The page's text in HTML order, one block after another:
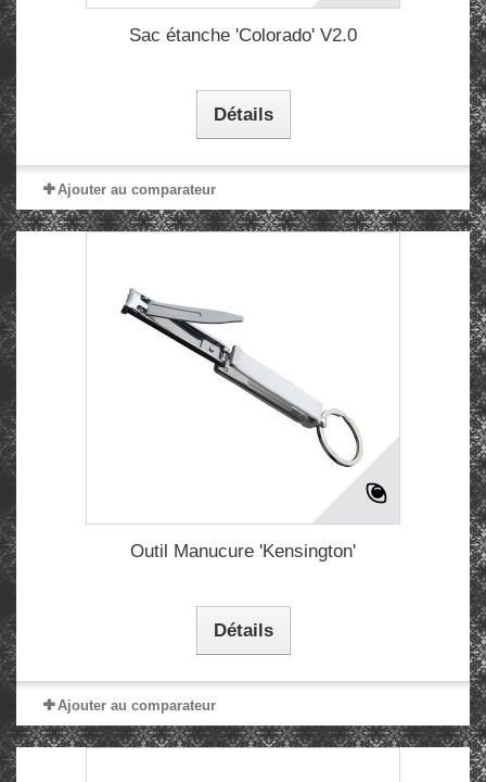
Sac étanche 'Colorado' V2.0
Détails
Ajouter au comparateur
Outil Manucure 'Kensington'
Détails
Ajouter au comparateur